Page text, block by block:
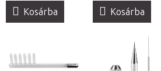
Kosárba
Kosárba